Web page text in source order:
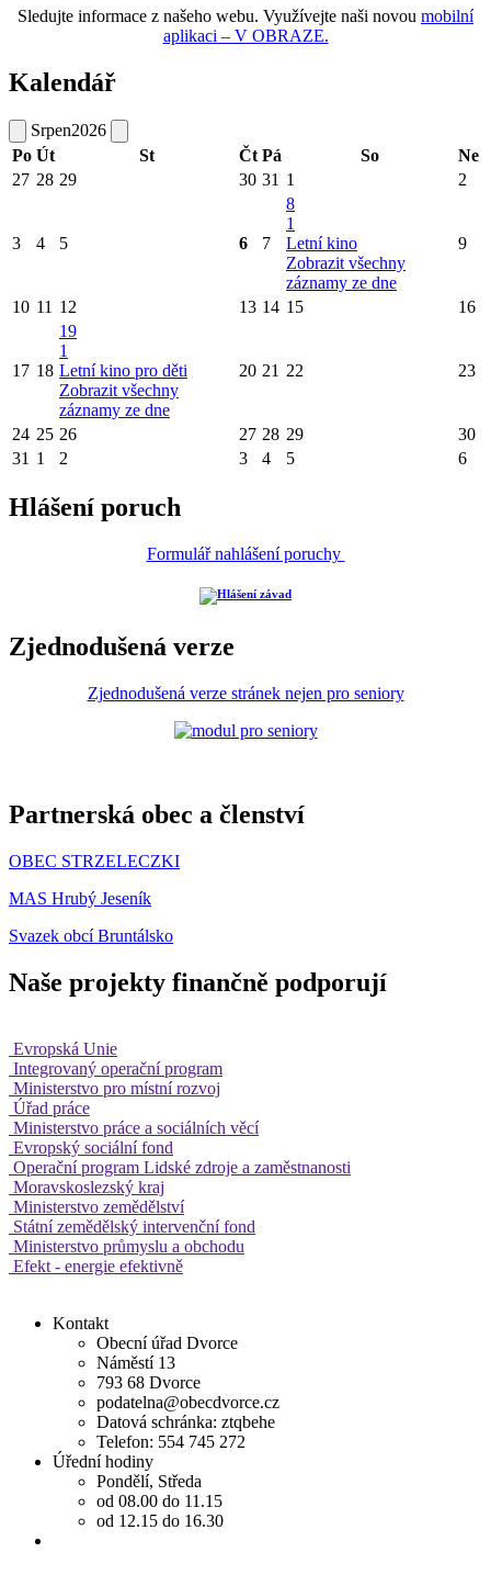
Sledujte informace z našeho webu. Využívejte naši novou mobilní
aplikaci – V OBRAZE.
Kalendář
Srpen2026
Po Út St Čt Pá So
Ne
27 28 29 30 31 1 2
3 4 5 6 7
8
1
Letní kino
Zobrazit všechny
záznamy ze dne
9
10 11 12 13 14 15 16
17 18
19
1
Letní kino pro děti
Zobrazit všechny
záznamy ze dne
20 21 22 23
24 25 26 27 28 29
30
31 1 2 3 4 5 6
Hlášení poruch
Formulář nahlášení poruchy
Zjednodušená verze
Zjednodušená verze stránek nejen pro seniory
Partnerská obec a členství
OBEC STRZELECZKI
MAS Hrubý Jeseník
Svazek obcí Bruntálsko
Naše projekty finančně podporují
Evropská Unie
Integrovaný operační program
Ministerstvo pro místní rozvoj
Úřad práce
Ministerstvo práce a sociálních věcí
Evropský sociální fond
Operační program Lidské zdroje a zaměstnanosti
Moravskoslezský kraj
Ministerstvo zemědělství
Státní zemědělský intervenční fond
Ministerstvo průmyslu a obchodu
Efekt - energie efektivně
Kontakt
Obecní úřad Dvorce
Náměstí 13
793 68 Dvorce
podatelna@obecdvorce.cz
Datová schránka: ztqbehe
Telefon: 554 745 272
Úřední hodiny
Pondělí, Středa
od 08.00 do 11.15
od 12.15 do 16.30